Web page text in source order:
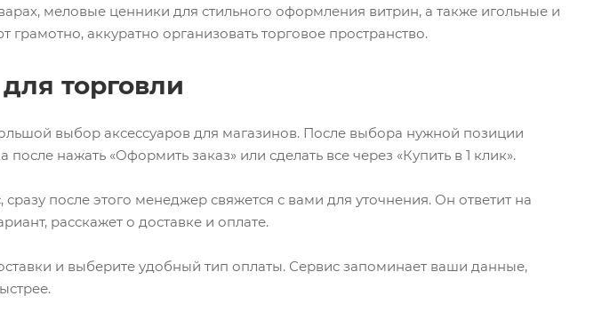
меловые ценники для стильного оформления витрин, а также игольные и
аккуратно организовать торговое пространство.
торговли
выбор аксессуаров для магазинов. После выбора нужной позиции
после нажать «Оформить заказ» или сделать все через «Купить в 1 клик».
после этого менеджер свяжется с вами для уточнения. Он ответит на
расскажет о доставке и оплате.
и выберите удобный тип оплаты. Сервис запоминает ваши данные,